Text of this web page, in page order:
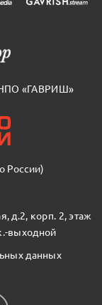
«ГАВРИШ»
России)
д.2, корп. 2, этаж
выходной
данных